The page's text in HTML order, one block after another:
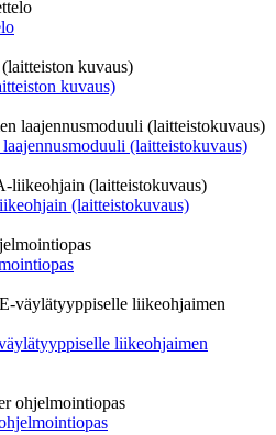
kuvaus)
(laitteistokuvaus)
(laitteistokuvaus)
liikeohjaimen